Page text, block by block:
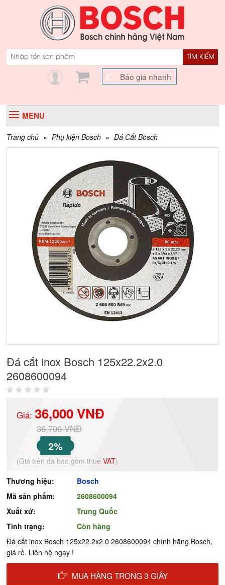
TÌM KIẾM
Báo giá nhanh
MENU
Trang chủ » Phụ kiện Bosch » Đá Cắt Bosch
Đá cắt inox Bosch 125x22.2x2.0
2608600094
Giá:36,000 VNĐ
36,700 VNĐ
2%
(Giá trên đã bao gồm thuếVAT)
Thương hiệu:
Bosch
Mã sản phẩm:
2608600094
Xuất xứ:
Trung Quốc
Tình trạng:
Còn hàng
Đá cắt inox Bosch 125x22.2x2.0 2608600094 chính hãng Bosch,
giá rẻ. Liên hệ ngay !
MUA HÀNG TRONG 3 GIÂY